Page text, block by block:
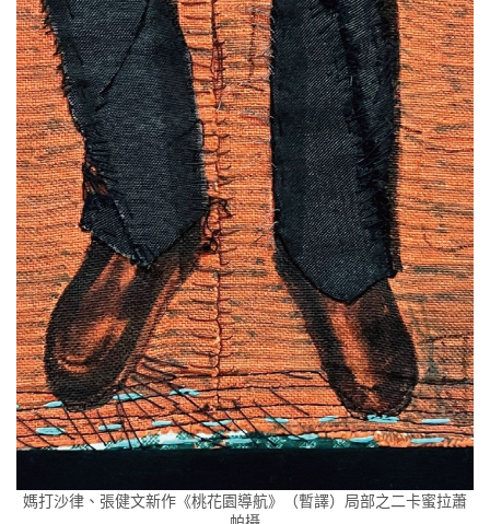
媽打沙律、張健文新作《桃花園導航》（暫譯）局部之二卡蜜拉蕭